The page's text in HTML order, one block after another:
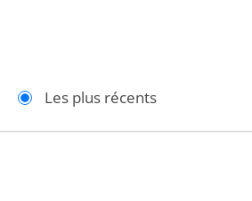
Les plus récents